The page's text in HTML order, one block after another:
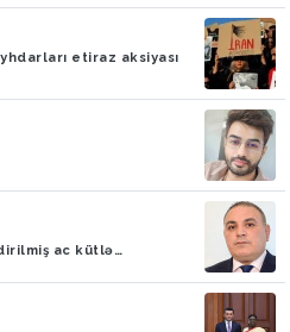
etiraz aksiyası
ac kütlə…